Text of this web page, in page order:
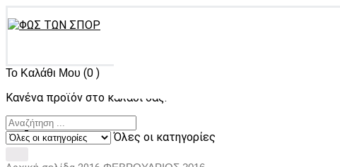
Το Καλάθι Μου (0 )
Κανένα προϊόν στο καλάθι σας.
Όλες οι κατηγορίες